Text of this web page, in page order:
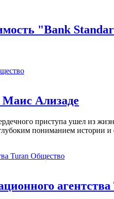
"Bank
Ализаде
приступа ушел из
пониманием истории и
Общество
агентства